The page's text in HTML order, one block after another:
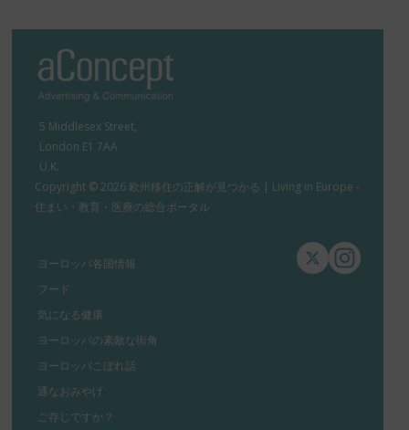
5 Middlesex Street,
London E1 7AA
U.K.
Copyright © 2026 欧州移住の正解が見つかる | Living in Europe -
住まい・教育・医療の総合ポータル
ヨーロッパ各国情報
フード
気になる健康
ヨーロッパの素敵な街角
ヨーロッパこぼれ話
通なおみやげ
ご存じですか？